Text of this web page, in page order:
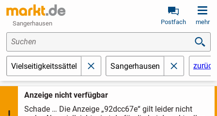
Sangerhausen Postfach mehr
Anzeige nicht verfügbar
Schade … Die Anzeige „92dcc67e“ gilt leider nicht
Suchen
Vielseitigkeitssättel schließenSangerhausen schließen